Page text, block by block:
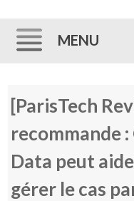
MENU
[ParisTech
recommande
Data peut
gérer le cas